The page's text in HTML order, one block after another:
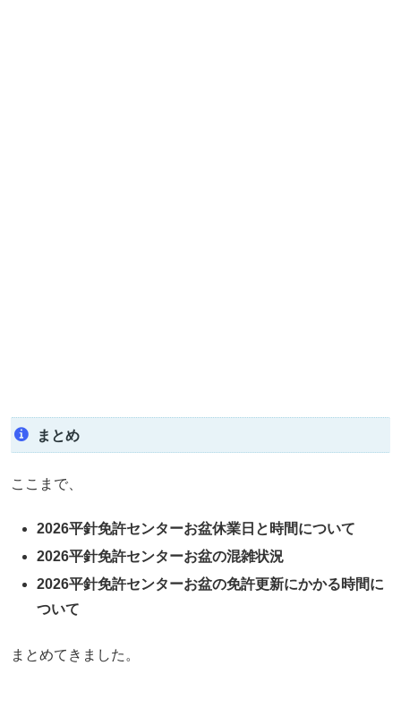
まとめ
ここまで、
2026平針免許センターお盆休業日と時間について
2026平針免許センターお盆の混雑状況
2026平針免許センターお盆の免許更新にかかる時間に
ついて
まとめてきました。